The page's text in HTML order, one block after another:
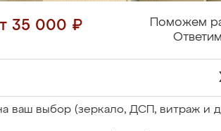
35 000 ₽
Поможем
ваш выбор (зеркало, ДСП, витраж и